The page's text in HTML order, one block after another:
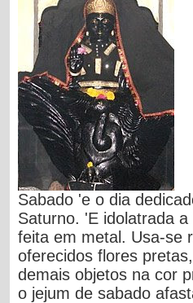
Sabado 'e o dia
Saturno. 'E idolatrada
feita em metal. Usa-se
oferecidos flores
demais objetos na cor
o jejum de sabado